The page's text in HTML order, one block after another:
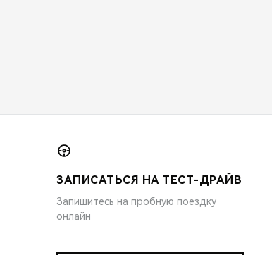
ЗАПИСАТЬСЯ НА ТЕСТ-ДРАЙВ
Запишитесь на пробную поездку
онлайн